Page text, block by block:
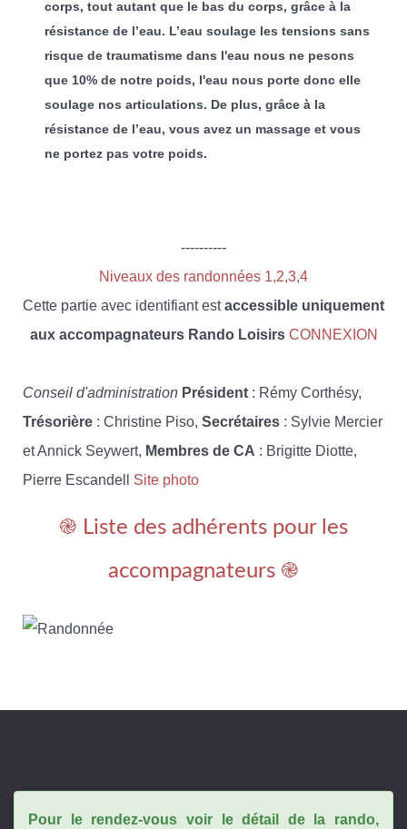
corps, tout autant que le bas du corps, grâce à la
résistance de l’eau. L’eau soulage les tensions sans
risque de traumatisme dans l'eau nous ne pesons
que 10% de notre poids, l'eau nous porte donc elle
soulage nos articulations. De plus, grâce à la
résistance de l’eau, vous avez un massage et vous
ne portez pas votre poids.
----------
Niveaux des randonnées 1,2,3,4
Cette partie avec identifiant estaccessible uniquement
aux accompagnateurs Rando Loisirs CONNEXION
Conseil d'administration Président : Rémy Corthésy,
Trésorière : Christine Piso, Secrétaires : Sylvie Mercier
et Annick Seywert, Membres de CA : Brigitte Diotte,
Pierre Escandell Site photo
֎ Liste des adhérents pour les
accompagnateurs ֎
Pour le rendez-vous voir le détail de la rando,